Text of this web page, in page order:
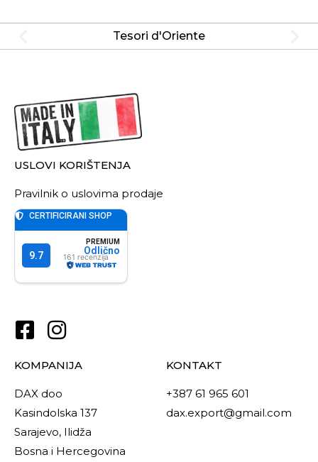
Tesori d'Oriente
USLOVI KORIŠTENJA
Pravilnik o uslovima prodaje
KOMPANIJA
DAX doo
Kasindolska 137
Sarajevo, Ilidža
Bosna i Hercegovina
KONTAKT
+387 61 965 601
dax.export@gmail.com